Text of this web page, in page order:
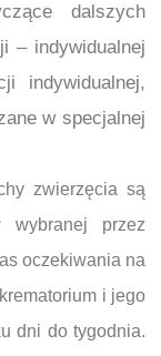
dalszych
– indywidualnej
indywidualnej,
w specjalnej
zwierzęcia są
wybranej przez
oczekiwania na
i jego
dni do tygodnia.